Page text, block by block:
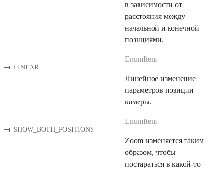
в зависимости от
расстояния между
начальной и конечной
позициями.
LINEAR
EnumItem
Линейное изменение
параметров позиции
камеры.
SHOW_BOTH_POSITIONS
EnumItem
Zoom изменяется таким
образом, чтобы
постараться в какой-то